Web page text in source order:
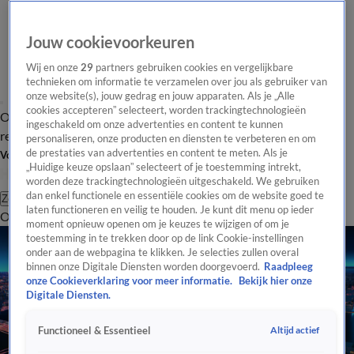
Overzicht Laatste nieuws Regionieuws Het beste van Hart
Tip de
redactie
Volg Hart van Nederland
Zoeken
OverzichtRegioUitzendingenWeerTip de redactiePanelVideo's
Jouw cookievoorkeuren
Wij en onze29 partners gebruiken cookies en vergelijkbare
technieken om informatie te verzamelen over jou als gebruiker van
onze website(s), jouw gedrag en jouw apparaten. Als je „Alle
cookies accepteren” selecteert, worden trackingtechnologieën
ingeschakeld om onze advertenties en content te kunnen
personaliseren, onze producten en diensten te verbeteren en om
de prestaties van advertenties en content te meten. Als je
„Huidige keuze opslaan” selecteert of je toestemming intrekt,
worden deze trackingtechnologieën uitgeschakeld. We gebruiken
dan enkel functionele en essentiële cookies om de website goed te
laten functioneren en veilig te houden. Je kunt dit menu op ieder
moment opnieuw openen om je keuzes te wijzigen of om je
toestemming in te trekken door op de link Cookie-instellingen
onder aan de webpagina te klikken. Je selecties zullen overal
binnen onze Digitale Diensten worden doorgevoerd. Raadpleeg
onze Cookieverklaring voor meer informatie.
Bekijk hier onze
Digitale Diensten.
Functioneel & Essentieel Altijd actief